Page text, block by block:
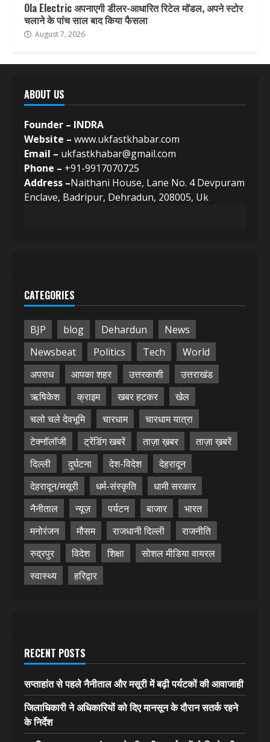
Ola Electric अपनाएगी डीलर-आधारित रिटेल मॉडल, अपने स्टोर
चलाने के पांच साल बाद किया फैसला
August 7, 2026
ABOUT US
Founder – INDRA
Website – www.ukfastkhabar.com
Email – ukfastkhabar@gmail.com
Phone – +91-9917070725
Address –Naithani House, Lane No. 4 Devpuram
Enclave, Badripur, Dehradun, 208005, Uk
CATEGORIES
BJP blog Dehardun
News
Newsbeat
Politics Tech
World
अपराध
आपका शहर उत्तरकाशी
उत्तराखंड
ऋषिकेश
क्राइम खबर हटकर
खेल
चलो चले देवभूमि
चारधाम
चारधाम यात्रा
टेक्नॉलॉजी
ट्रेंडिंग खबरें ताज़ा ख़बर
ताज़ा ख़बरें
दिल्ली
दुर्घटना देश-विदेश
देहरादून
देहरादून/मसूरी
धर्म-संस्कृति
धामी सरकार
नैनीताल
न्यूज़ पर्यटन बाजार
भारत
मनोरंजन
मौसम राजधानी दिल्ली
राजनीति
रुद्रपुर
विदेश शिक्षा
सोशल मीडिया वायरल
स्वास्थ्य
हरिद्वार
RECENT POSTS
सप्ताहांत से पहले नैनीताल और मसूरी में बढ़ी पर्यटकों की आवाजाही
जिलाधिकारी ने अधिकारियों को दिए मानसून के दौरान सतर्क रहने
के निर्देश